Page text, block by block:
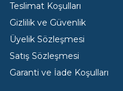
Teslimat Koşulları
Gizlilik ve Güvenlik
Üyelik Sözleşmesi
Satış Sözleşmesi
Garanti ve İade Koşulları